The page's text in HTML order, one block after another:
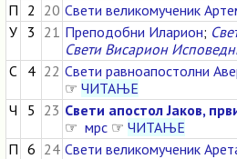
П 2 20 Свети великомученик
У 3 21 Преподобни Иларион;
Свети Висарион
С 4 22 Свети равноапостолни
☞ ЧИТАЊЕ
Ч
5 23 Свети апостол Јаков,
☞ мрс ☞ ЧИТАЊЕ
П 6 24 Свети великомученик